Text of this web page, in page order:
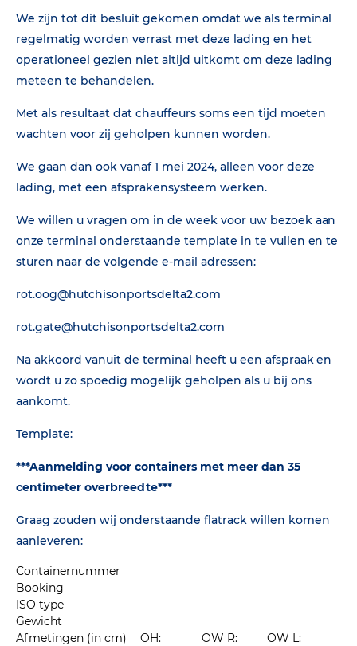
We zijn tot dit besluit gekomen omdat we als terminal
regelmatig worden verrast met deze lading en het
operationeel gezien niet altijd uitkomt om deze lading
meteen te behandelen.
Met als resultaat dat chauffeurs soms een tijd moeten
wachten voor zij geholpen kunnen worden.
We gaan dan ook vanaf 1 mei 2024, alleen voor deze
lading, met een afsprakensysteem werken.
We willen u vragen om in de week voor uw bezoek aan
onze terminal onderstaande template in te vullen en te
sturen naar de volgende e-mail adressen:
rot.oog@hutchisonportsdelta2.com
rot.gate@hutchisonportsdelta2.com
Na akkoord vanuit de terminal heeft u een afspraak en
wordt u zo spoedig mogelijk geholpen als u bij ons
aankomt.
Template:
***Aanmelding voor containers met meer dan 35
centimeter overbreedte***
Graag zouden wij onderstaande flatrack willen komen
aanleveren:
Containernummer
Booking
ISO type
Gewicht
Afmetingen (in cm)
OH: OW R:
OW L: